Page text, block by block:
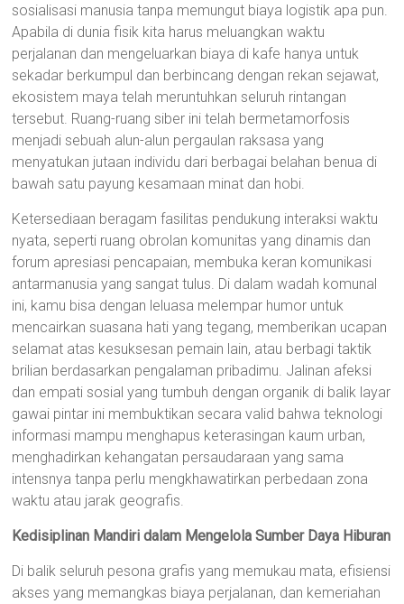
sosialisasi manusia tanpa memungut biaya logistik apa pun.
Apabila di dunia fisik kita harus meluangkan waktu
perjalanan dan mengeluarkan biaya di kafe hanya untuk
sekadar berkumpul dan berbincang dengan rekan sejawat,
ekosistem maya telah meruntuhkan seluruh rintangan
tersebut. Ruang-ruang siber ini telah bermetamorfosis
menjadi sebuah alun-alun pergaulan raksasa yang
menyatukan jutaan individu dari berbagai belahan benua di
bawah satu payung kesamaan minat dan hobi.
Ketersediaan beragam fasilitas pendukung interaksi waktu
nyata, seperti ruang obrolan komunitas yang dinamis dan
forum apresiasi pencapaian, membuka keran komunikasi
antarmanusia yang sangat tulus. Di dalam wadah komunal
ini, kamu bisa dengan leluasa melempar humor untuk
mencairkan suasana hati yang tegang, memberikan ucapan
selamat atas kesuksesan pemain lain, atau berbagi taktik
brilian berdasarkan pengalaman pribadimu. Jalinan afeksi
dan empati sosial yang tumbuh dengan organik di balik layar
gawai pintar ini membuktikan secara valid bahwa teknologi
informasi mampu menghapus keterasingan kaum urban,
menghadirkan kehangatan persaudaraan yang sama
intensnya tanpa perlu mengkhawatirkan perbedaan zona
waktu atau jarak geografis.
Kedisiplinan Mandiri dalam Mengelola Sumber Daya Hiburan
Di balik seluruh pesona grafis yang memukau mata, efisiensi
akses yang memangkas biaya perjalanan, dan kemeriahan